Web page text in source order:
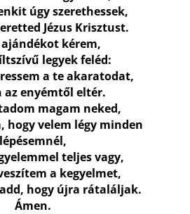
úgy szerethessek,
Jézus Krisztust.
ajándékot kérem,
legyek feléd:
a te akaratodat,
az enyémtől eltér.
magam neked,
hogy velem légy minden
lépésemnél,
teljes vagy,
a kegyelmet,
hogy újra rátaláljak.
Ámen.